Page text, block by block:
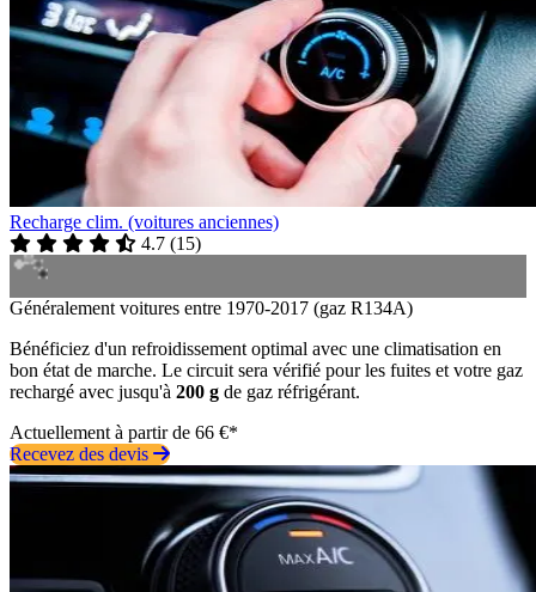
Recharge clim. (voitures anciennes)
4.7 (15)
Généralement voitures entre 1970-2017 (gaz R134A)
Bénéficiez d'un refroidissement optimal avec une climatisation en
bon état de marche. Le circuit sera vérifié pour les fuites et votre gaz
rechargé avec jusqu'à 200 g de gaz réfrigérant.
Actuellement à partir de 66 €*
Recevez des devis